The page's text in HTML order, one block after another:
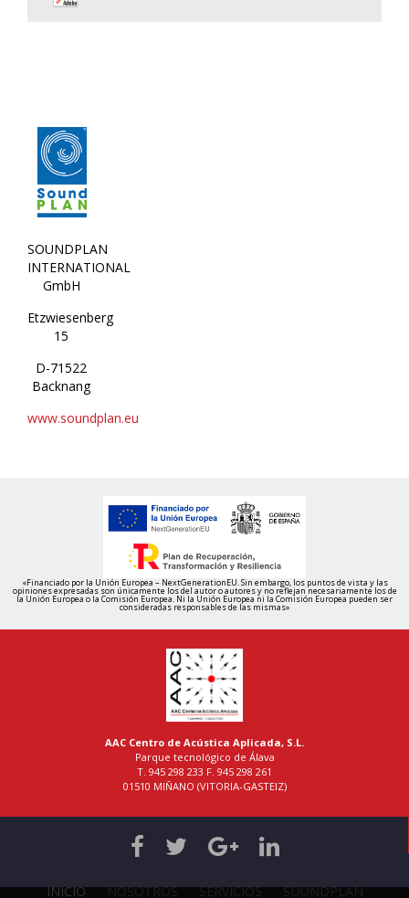
SOUNDPLAN
INTERNATIONAL
GmbH
Etzwiesenberg
15
D-71522
Backnang
www.soundplan.eu
«Financiado por la Unión Europea – NextGenerationEU. Sin embargo, los puntos de vista y las
opiniones expresadas son únicamente los del autor o autores y no reflejan necesariamente los de
la Unión Europea o la Comisión Europea. Ni la Unión Europea ni la Comisión Europea pueden ser
consideradas responsables de las mismas»
AAC Centro de Acústica Aplicada, S.L.
Parque tecnológico de Álava
T. 945 298 233 F. 945 298 261
01510 MIÑANO (VITORIA-GASTEIZ)
INICIO NOSOTROS SERVICIOS SOUNDPLAN